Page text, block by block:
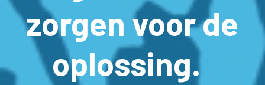
zorgen voor de
oplossing.